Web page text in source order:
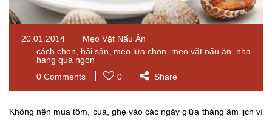
20.01.2014
Mẹo Vặt Nấu Ăn
cách chọn, hải sản, mẹo lựa chọn, mẹo vặt nấu ăn, nha
hang qua ngon
0 Comments
0 Share
Không nên mua tôm, cua, ghẹ vào các ngày giữa tháng âm lịch vì